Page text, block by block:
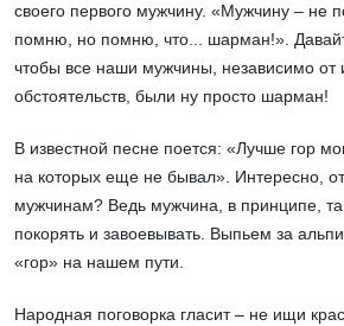
своего первого мужчину. «Мужчину – не
помню, но помню, что... шарман!».
чтобы все наши мужчины, независимо от
обстоятельств, были ну просто шарман!
В известной песне поется: «Лучше гор
на которых еще не бывал». Интересно,
мужчинам? Ведь мужчина, в принципе, та
покорять и завоевывать. Выпьем за
«гор» на нашем пути.
Народная поговорка гласит – не ищи